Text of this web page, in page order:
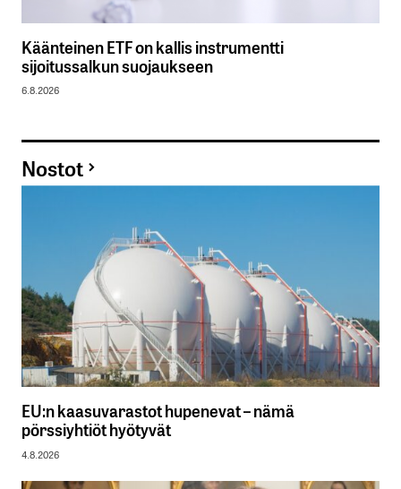
Käänteinen ETF on kallis instrumentti
sijoitussalkun suojaukseen
6.8.2026
Nostot
EU:n kaasuvarastot hupenevat – nämä
pörssiyhtiöt hyötyvät
4.8.2026